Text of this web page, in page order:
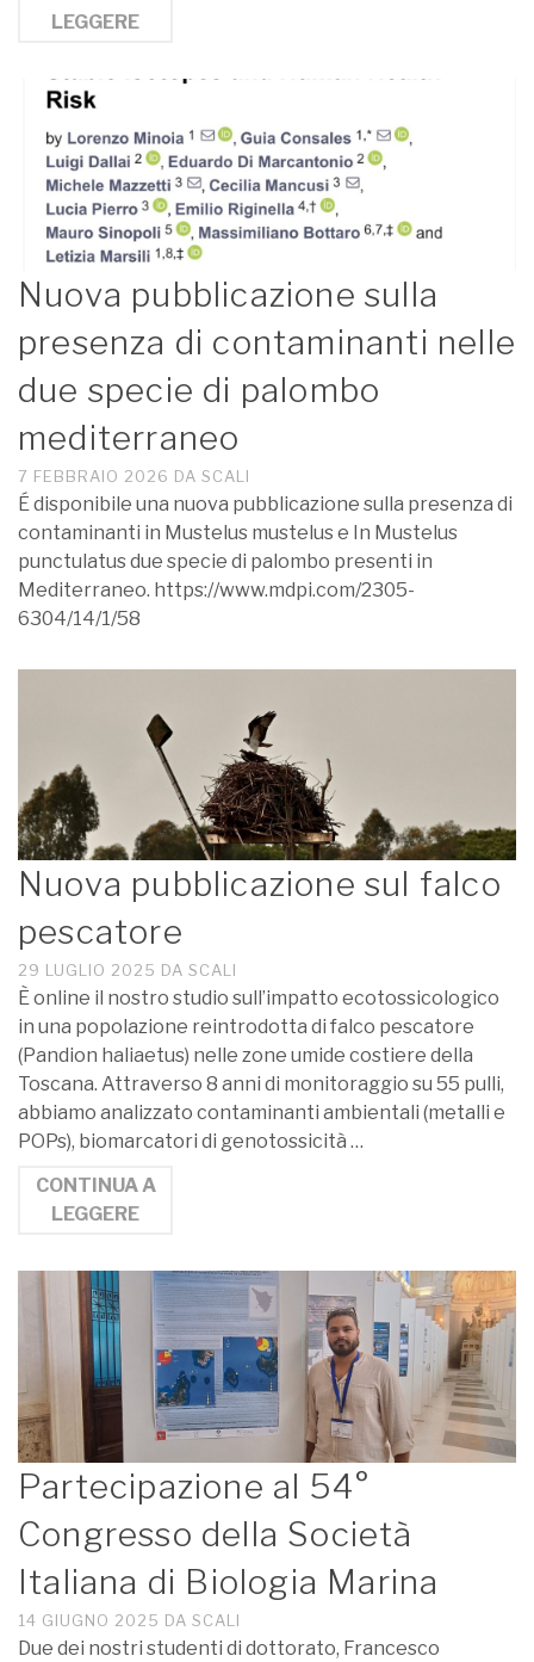
LEGGERE
Nuova pubblicazione sulla
presenza di contaminanti nelle
due specie di palombo
mediterraneo
7 FEBBRAIO 2026 DA SCALI
É disponibile una nuova pubblicazione sulla presenza di
contaminanti in Mustelus mustelus e In Mustelus
punctulatus due specie di palombo presenti in
Mediterraneo. https://www.mdpi.com/2305-
6304/14/1/58
Nuova pubblicazione sul falco
pescatore
29 LUGLIO 2025 DA SCALI
È online il nostro studio sull’impatto ecotossicologico
in una popolazione reintrodotta di falco pescatore
(Pandion haliaetus) nelle zone umide costiere della
Toscana. Attraverso 8 anni di monitoraggio su 55 pulli,
abbiamo analizzato contaminanti ambientali (metalli e
POPs), biomarcatori di genotossicità …
CONTINUA A
LEGGERE
Partecipazione al 54°
Congresso della Società
Italiana di Biologia Marina
14 GIUGNO 2025 DA SCALI
Due dei nostri studenti di dottorato, Francesco